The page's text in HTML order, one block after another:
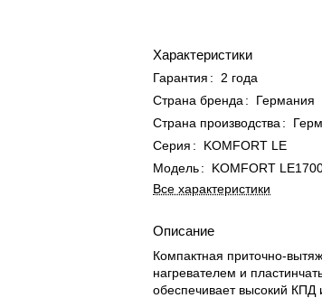
Характеристики
Гарантия :
2 года
Страна бренда :
Германия
Страна производства :
Серия :
KOMFORT LE
Модель:
KOMFORT
Все характеристики
Описание
Компактная приточно-
нагревателем и
обеспечивает высокий КПД